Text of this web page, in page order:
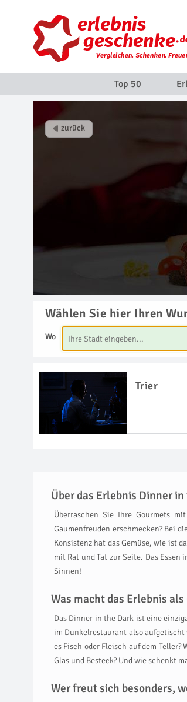
Top 50
Wählen Sie hier Ihren
Wo
Trier
Über das Erlebnis Dinner
Überraschen Sie Ihre Gourmets
Gaumenfreuden erschmecken? Bei
Konsistenz hat das Gemüse, wie ist
mit Rat und Tat zur Seite. Das
Sinnen!
Was macht das Erlebnis
Das Dinner in the Dark ist eine
im Dunkelrestaurant also aufgetischt
es Fisch oder Fleisch auf dem
Glas und Besteck? Und wie schenkt
Wer freut sich besonders,